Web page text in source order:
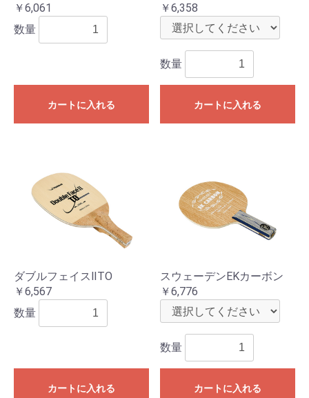
￥6,061
数量
カートに入れる
￥6,358
数量
カートに入れる
ダブルフェイスⅡTO
￥6,567
数量
カートに入れる
スウェーデンEKカーボン
￥6,776
数量
カートに入れる